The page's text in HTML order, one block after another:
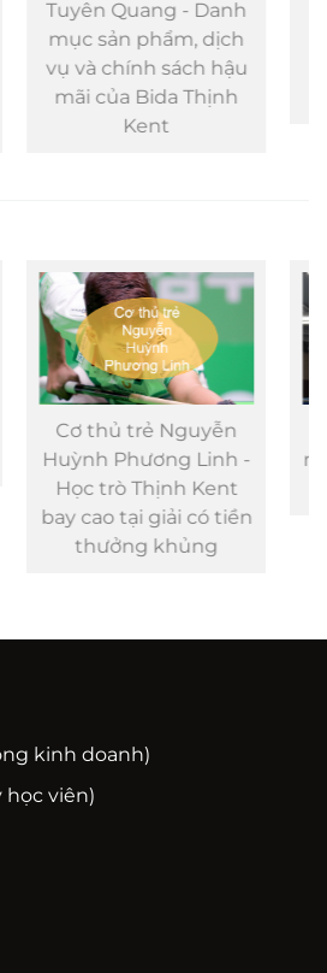
- Danh
dịch
sách hậu
Thịnh
Vinh - Danh mục
phẩm, dịch vụ
chính sách hậu
của Bida Thịnh
Nguyễn
Linh -
Kent
có tiền
Những cú đánh
mắt gắn với biệt
“Phù thủy bida
kinh doanh)
học viên)